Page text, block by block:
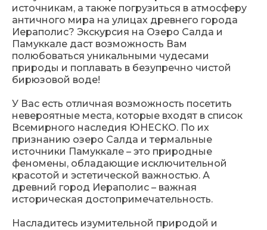
источникам, а также погрузиться в атмосферу
античного мира на улицах древнего города
Иераполис? Экскурсия на Озеро Салда и
Памуккале даст возможность Вам
полюбоваться уникальными чудесами
природы и поплавать в безупречно чистой
бирюзовой воде!
У Вас есть отличная возможность посетить
невероятные места, которые входят в список
Всемирного наследия ЮНЕСКО. По их
признанию озеро Салда и термальные
источники Памуккале – это природные
феномены, обладающие исключительной
красотой и эстетической важностью. А
древний город Иераполис – важная
историческая достопримечательность.
Насладитесь изумительной природой и